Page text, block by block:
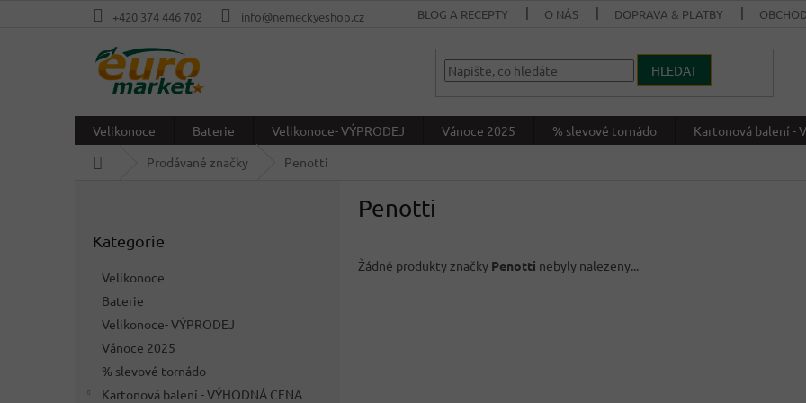
+420 374 446 702 info@nemeckyeshop.cz BLOG A RECEPTY O NÁS DOPRAVA & PLATBY
HLEDAT
Velikonoce Baterie Velikonoce- VÝPRODEJ Vánoce 2025 % slevové tornádo Kartonová balení -
Prodávané značky Penotti
kategorie
Kategorie
Velikonoce
Baterie
Velikonoce- VÝPRODEJ
Vánoce 2025
% slevové tornádo
Kartonová balení - VÝHODNÁ CENA
Penotti
Žádné produkty značky Penotti nebyly nalezeny...